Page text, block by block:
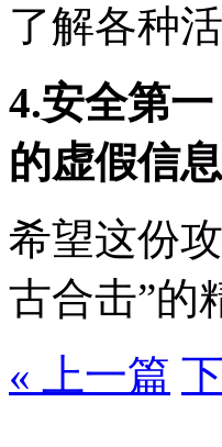
了解各种
4.安全第
的虚假信息
希望这份
古合击”的
« 上一篇